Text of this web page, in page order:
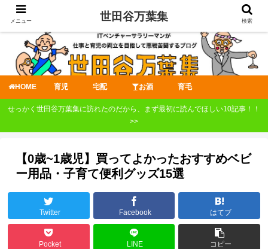
HOME 育児 宅配 お酒 育毛
せっかく世田谷万葉集に訪れたのだから、まず最初に読んでほしい10記事！！
>>
【0歳~1歳児】買ってよかったおすすめベビ
ー用品・子育て便利グッズ15選
Twitter Facebook はてブ
Pocket LINE コピー
メニュー 世田谷万葉集 検索